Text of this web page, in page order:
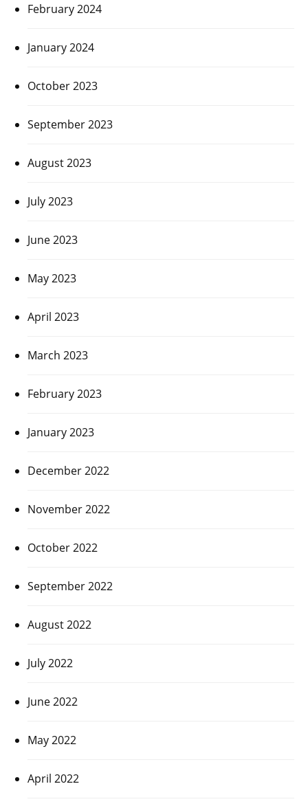
February 2024
January 2024
October 2023
September 2023
August 2023
July 2023
June 2023
May 2023
April 2023
March 2023
February 2023
January 2023
December 2022
November 2022
October 2022
September 2022
August 2022
July 2022
June 2022
May 2022
April 2022